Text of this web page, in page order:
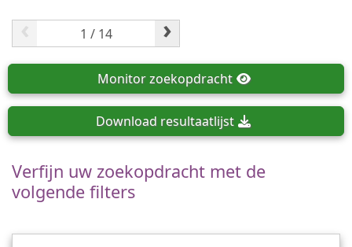
‹ ›
Monitorzoekopdracht
Download resultaatlijst
Verfijn uw zoekopdracht met de
volgende filters